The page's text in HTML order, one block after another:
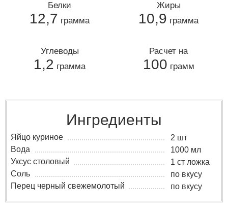
Белки
12,7 грамма
Жиры
10,9 грамма
Углеводы
1,2 грамма
Расчет на
100 грамм
Ингредиенты
Яйцо куриное
2 шт
Вода
1000 мл
Уксус столовый
1 ст ложка
Соль
по вкусу
Перец черный свежемолотый
по вкусу